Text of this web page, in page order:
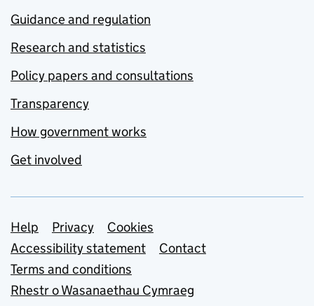
Guidance and regulation
Research and statistics
Policy papers and consultations
Transparency
How government works
Get involved
Support links
Help Privacy
Cookies
Accessibility statement
Contact
Terms and conditions
Rhestr o Wasanaethau Cymraeg